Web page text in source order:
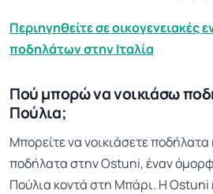
Περιηγηθείτε σε οικογενειακές
ποδηλάτων στην Ιταλία
Πού μπορώ να νοικιάσω
Πούλια;
Μπορείτε να νοικιάσετε ποδήλατα
ποδήλατα στην Ostuni, έναν
Πούλια κοντά στη Μπάρι. Η Ostuni